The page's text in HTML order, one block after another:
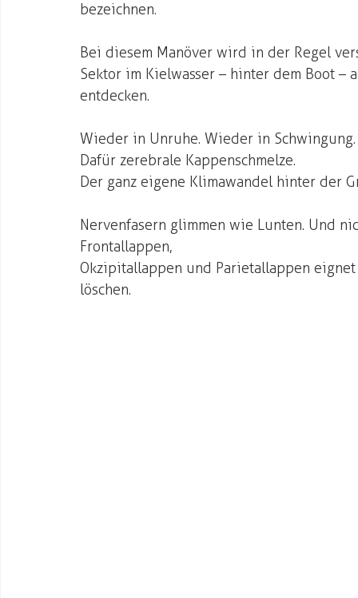
bezeichnen.
Bei diesem Manöver wird in der Regel
Sektor im Kielwasser – hinter dem Boot –
entdecken.
Wieder in Unruhe. Wieder in
Dafür zerebrale Kappenschmelze.
Der ganz eigene Klimawandel hinter der
Nervenfasern glimmen wie Lunten. Und
Frontallappen,
Okzipitallappen und Parietallappen
löschen.